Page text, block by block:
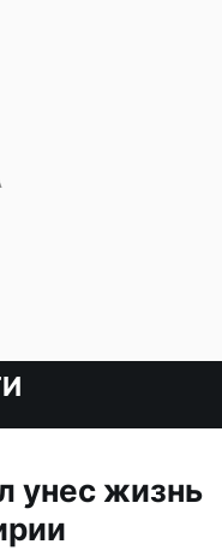
унес жизнь